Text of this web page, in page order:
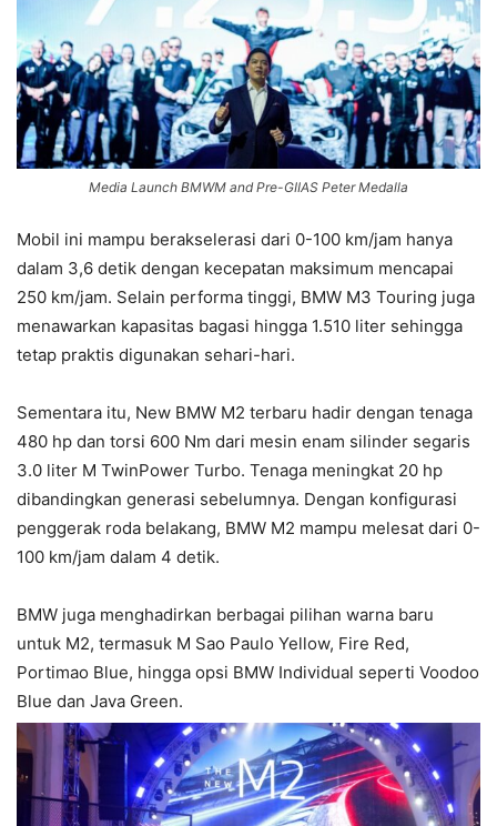
Media Launch BMWM and Pre-GIIAS Peter Medalla
Mobil ini mampu berakselerasi dari 0-100 km/jam hanya
dalam 3,6 detik dengan kecepatan maksimum mencapai
250 km/jam. Selain performa tinggi, BMW M3 Touring juga
menawarkan kapasitas bagasi hingga 1.510 liter sehingga
tetap praktis digunakan sehari-hari.
Sementara itu, New BMW M2 terbaru hadir dengan tenaga
480 hp dan torsi 600 Nm dari mesin enam silinder segaris
3.0 liter M TwinPower Turbo. Tenaga meningkat 20 hp
dibandingkan generasi sebelumnya. Dengan konfigurasi
penggerak roda belakang, BMW M2 mampu melesat dari 0-
100 km/jam dalam 4 detik.
BMW juga menghadirkan berbagai pilihan warna baru
untuk M2, termasuk M Sao Paulo Yellow, Fire Red,
Portimao Blue, hingga opsi BMW Individual seperti Voodoo
Blue dan Java Green.